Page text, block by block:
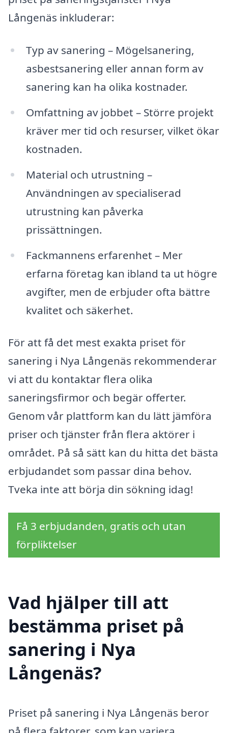
Långenäs inkluderar:
Typ av sanering – Mögelsanering,
asbestsanering eller annan form av
sanering kan ha olika kostnader.
Omfattning av jobbet – Större projekt
kräver mer tid och resurser, vilket ökar
kostnaden.
Material och utrustning –
Användningen av specialiserad
utrustning kan påverka
prissättningen.
Fackmannens erfarenhet – Mer
erfarna företag kan ibland ta ut högre
avgifter, men de erbjuder ofta bättre
kvalitet och säkerhet.
För att få det mest exakta priset för
sanering i Nya Långenäs rekommenderar
vi att du kontaktar flera olika
saneringsfirmor och begär offerter.
Genom vår plattform kan du lätt jämföra
priser och tjänster från flera aktörer i
området. På så sätt kan du hitta det bästa
erbjudandet som passar dina behov.
Tveka inte att börja din sökning idag!
Få 3 erbjudanden, gratis och utan
förpliktelser
Vad hjälper till att
bestämma priset på
sanering i Nya
Långenäs?
Priset på sanering i Nya Långenäs beror